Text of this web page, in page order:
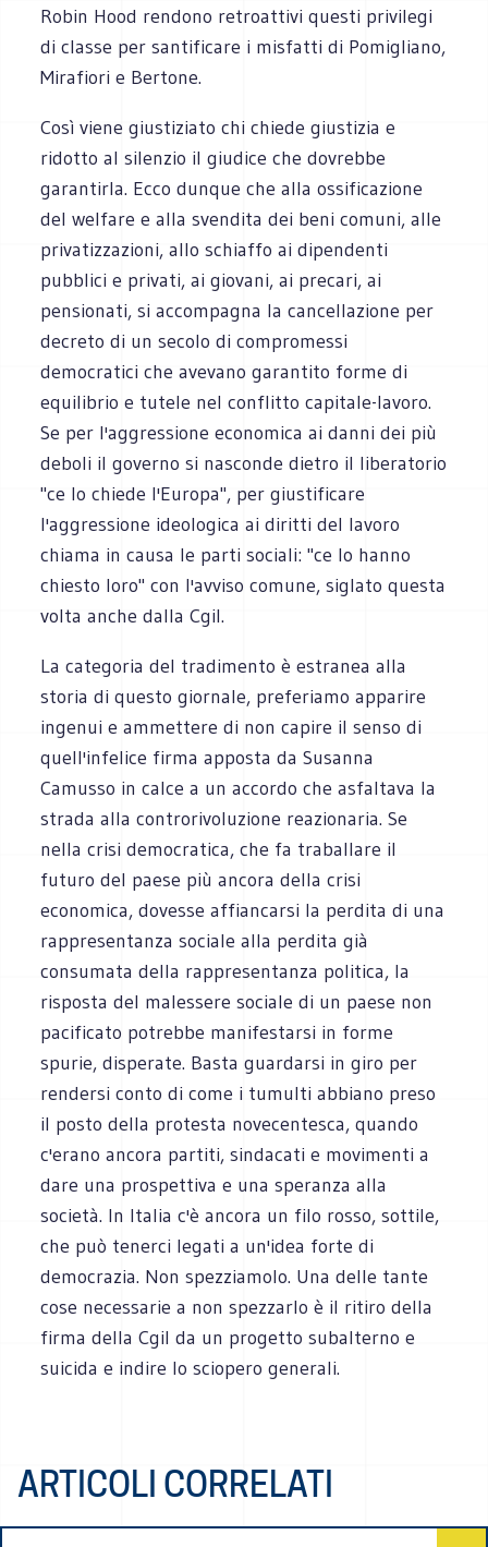
Robin Hood rendono retroattivi questi privilegi
di classe per santificare i misfatti di Pomigliano,
Mirafiori e Bertone.
Così viene giustiziato chi chiede giustizia e
ridotto al silenzio il giudice che dovrebbe
garantirla. Ecco dunque che alla ossificazione
del welfare e alla svendita dei beni comuni, alle
privatizzazioni, allo schiaffo ai dipendenti
pubblici e privati, ai giovani, ai precari, ai
pensionati, si accompagna la cancellazione per
decreto di un secolo di compromessi
democratici che avevano garantito forme di
equilibrio e tutele nel conflitto capitale-lavoro.
Se per l'aggressione economica ai danni dei più
deboli il governo si nasconde dietro il liberatorio
"ce lo chiede l'Europa", per giustificare
l'aggressione ideologica ai diritti del lavoro
chiama in causa le parti sociali: "ce lo hanno
chiesto loro" con l'avviso comune, siglato questa
volta anche dalla Cgil.
La categoria del tradimento è estranea alla
storia di questo giornale, preferiamo apparire
ingenui e ammettere di non capire il senso di
quell'infelice firma apposta da Susanna
Camusso in calce a un accordo che asfaltava la
strada alla controrivoluzione reazionaria. Se
nella crisi democratica, che fa traballare il
futuro del paese più ancora della crisi
economica, dovesse affiancarsi la perdita di una
rappresentanza sociale alla perdita già
consumata della rappresentanza politica, la
risposta del malessere sociale di un paese non
pacificato potrebbe manifestarsi in forme
spurie, disperate. Basta guardarsi in giro per
rendersi conto di come i tumulti abbiano preso
il posto della protesta novecentesca, quando
c'erano ancora partiti, sindacati e movimenti a
dare una prospettiva e una speranza alla
società. In Italia c'è ancora un filo rosso, sottile,
che può tenerci legati a un'idea forte di
democrazia. Non spezziamolo. Una delle tante
cose necessarie a non spezzarlo è il ritiro della
firma della Cgil da un progetto subalterno e
suicida e indire lo sciopero generali.
ARTICOLI CORRELATI